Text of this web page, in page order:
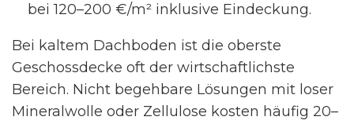
bei 120–200 €/m² inklusive Eindeckung.
Bei kaltem Dachboden ist die oberste
Geschossdecke oft der wirtschaftlichste
Bereich. Nicht begehbare Lösungen mit loser
Mineralwolle oder Zellulose kosten häufig 20–